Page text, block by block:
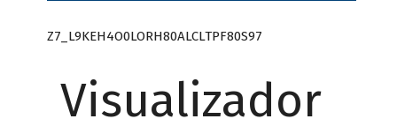
Z7_L9KEH4O0LORH80ALCLTPF80S97
Visualizador